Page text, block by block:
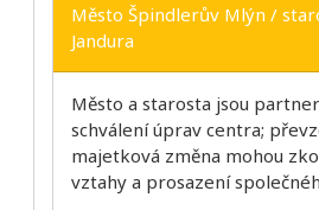
Město Špindlerův Mlýn /
Jandura
Město a starosta jsou
schválení úprav centra;
majetková změna mohou
vztahy a prosazení